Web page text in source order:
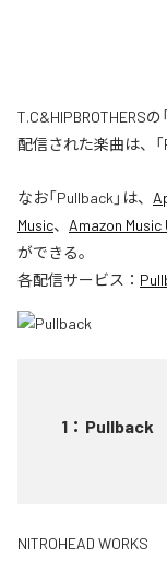
T.C&HIPBROTHERS
配信された楽曲は、「
なお「Pullback 」は、
Music、 Amazon
ができる。
各配信サービス：
1 ： Pullback
NITROHEAD WORKS